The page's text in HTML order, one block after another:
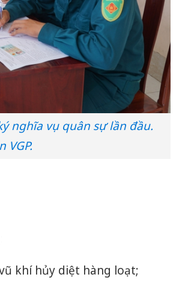
nghĩa vụ quân sự lần đầu.
VGP.
khí hủy diệt hàng loạt;